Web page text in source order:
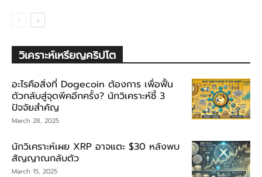
วิเคราะห์เหรียญคริปโต
อะไรคือสิ่งที่ Dogecoin ต้องการ เพื่อฟื้น
ตัวกลับสู่จุดพีคอีกครั้ง? นักวิเคราะห์ชี้ 3
ปัจจัยสำคัญ
March 28, 2025
นักวิเคราะห์เผย XRP อาจแตะ $30 หลังพบ
สัญญาณกลับตัว
March 15, 2025